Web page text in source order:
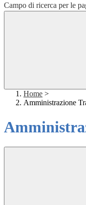
Campo di ricerca per le
Home >
Amministrazione